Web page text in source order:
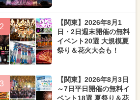
2
【関東】2026年8月1
日・2日週末開催の無料
イベント20選 大規模夏
祭り＆花火大会も！
3
【関東】2026年8月3日
～7日平日開催の無料イ
ベント18選 夏祭り＆花